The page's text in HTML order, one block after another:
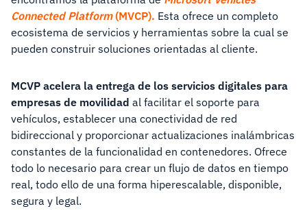
Connected Platform(MVCP). Esta ofrece un completo
ecosistema de servicios y herramientas sobre la cual se
pueden construir soluciones orientadas al cliente.
MCVP acelera la entrega de los servicios digitales para
empresas de movilidad al facilitar el soporte para
vehículos, establecer una conectividad de red
bidireccional y proporcionar actualizaciones inalámbricas
constantes de la funcionalidad en contenedores. Ofrece
todo lo necesario para crear un flujo de datos en tiempo
real, todo ello de una forma hiperescalable, disponible,
segura y legal.